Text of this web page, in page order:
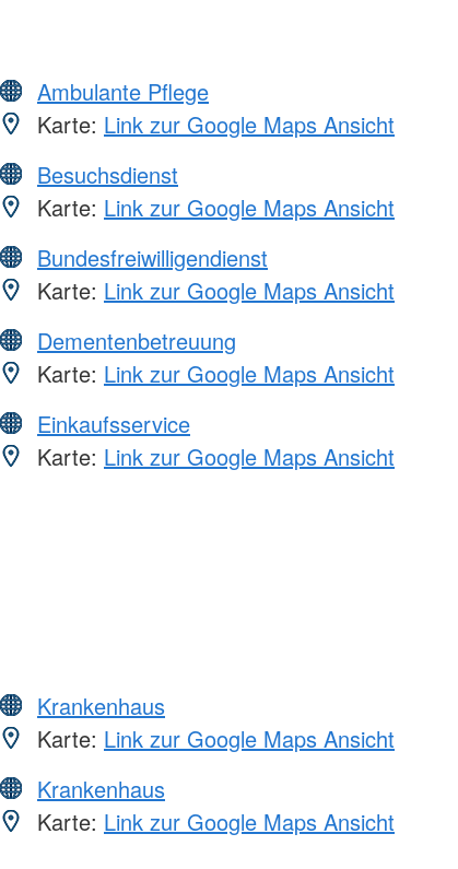
Ambulante Pflege
Karte: Link zur Google Maps Ansicht
Besuchsdienst
Karte: Link zur Google Maps Ansicht
Bundesfreiwilligendienst
Karte: Link zur Google Maps Ansicht
Dementenbetreuung
Karte: Link zur Google Maps Ansicht
Einkaufsservice
Karte: Link zur Google Maps Ansicht
Krankenhaus
Karte: Link zur Google Maps Ansicht
Krankenhaus
Karte: Link zur Google Maps Ansicht